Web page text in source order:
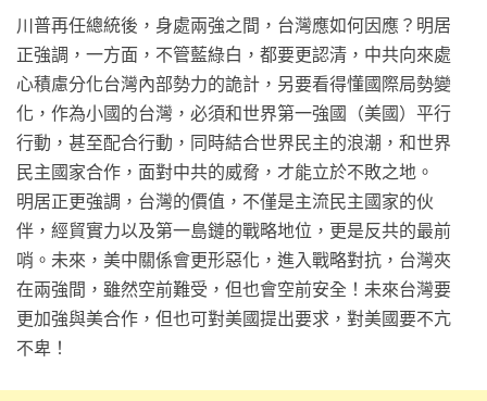
川普再任總統後，身處兩強之間，台灣應如何因應？明居
正強調，一方面，不管藍綠白，都要更認清，中共向來處
心積慮分化台灣內部勢力的詭計，另要看得懂國際局勢變
化，作為小國的台灣，必須和世界第一強國（美國）平行
行動，甚至配合行動，同時結合世界民主的浪潮，和世界
民主國家合作，面對中共的威脅，才能立於不敗之地。
明居正更強調，台灣的價值，不僅是主流民主國家的伙
伴，經貿實力以及第一島鏈的戰略地位，更是反共的最前
哨。未來，美中關係會更形惡化，進入戰略對抗，台灣夾
在兩強間，雖然空前難受，但也會空前安全！未來台灣要
更加強與美合作，但也可對美國提出要求，對美國要不亢
不卑！